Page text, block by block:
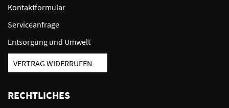
Kontaktformular
Serviceanfrage
Entsorgung und Umwelt
VERTRAG WIDERRUFEN
RECHTLICHES